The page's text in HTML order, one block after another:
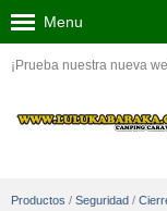
¡Prueba nuestra nueva
Menu
Productos / Seguridad /